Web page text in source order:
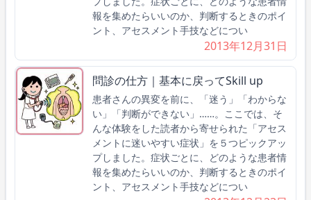
報を集めたらいいのか、判断するときのポイ
ント、アセスメント手技などについ
2013年12月31日
問診の仕方｜基本に戻ってSkill up
患者さんの異変を前に、「迷う」「わからな
い」「判断ができない」……。ここでは、そ
んな体験をした読者から寄せられた「アセス
メントに迷いやすい症状」を５つピックアッ
プしました。症状ごとに、どのような患者情
報を集めたらいいのか、判断するときのポイ
ント、アセスメント手技などについ